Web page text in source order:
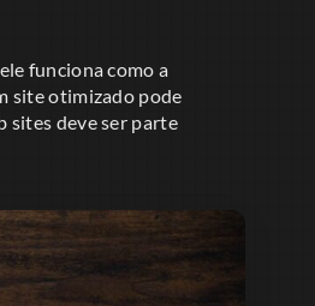
funciona como a
site otimizado pode
sites deve ser parte